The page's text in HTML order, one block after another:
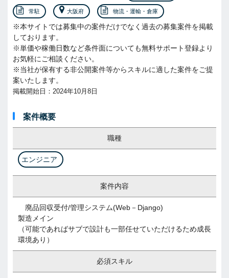
常駐 大阪府 物流・運輸・倉庫
※本サイトでは募集中の案件だけでなく過去の募集案件を掲載
しております。
※単価や稼働日数など条件面についても無料サポート登録より
お気軽にご相談ください。
※当社が保有する非公開案件等からスキルに適した案件をご提
案いたします。
掲載開始日：2024年10月8日
案件概要
職種
エンジニア
案件内容
廃品回収受付/管理システム(Web－Django)
製造メイン
（可能であればサブで設計も一部任せていただけるため成長
環境あり）
必須スキル